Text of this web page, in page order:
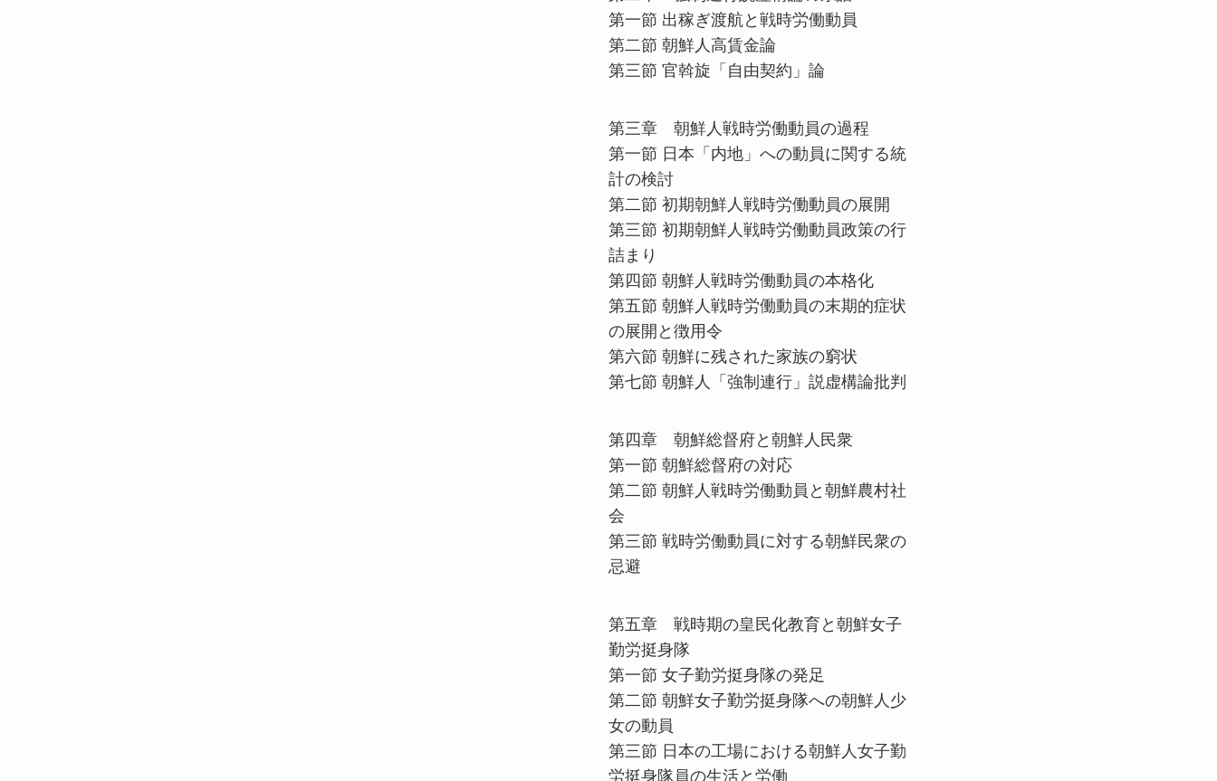
第一節 出稼ぎ渡航と戦時労働動員
第二節 朝鮮人高賃金論
第三節 官斡旋「自由契約」論
第三章 朝鮮人戦時労働動員の過程
第一節 日本「内地」への動員に関する統
計の検討
第二節 初期朝鮮人戦時労働動員の展開
第三節 初期朝鮮人戦時労働動員政策の行
詰まり
第四節 朝鮮人戦時労働動員の本格化
第五節 朝鮮人戦時労働動員の末期的症状
の展開と徴用令
第六節 朝鮮に残された家族の窮状
第七節 朝鮮人「強制連行」説虚構論批判
第四章 朝鮮総督府と朝鮮人民衆
第一節 朝鮮総督府の対応
第二節 朝鮮人戦時労働動員と朝鮮農村社
会
第三節 戦時労働動員に対する朝鮮民衆の
忌避
第五章 戦時期の皇民化教育と朝鮮女子
勤労挺身隊
第一節 女子勤労挺身隊の発足
第二節 朝鮮女子勤労挺身隊への朝鮮人少
女の動員
第三節 日本の工場における朝鮮人女子勤
労挺身隊員の生活と労働